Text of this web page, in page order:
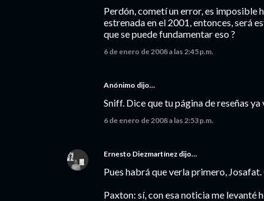
Perdón, cometí un error, es imposible
estrenada en el 2001, entonces, será
que se puede fundamentar eso ?
6 de enero de 2008 a las 2:45 p.m.
Anónimo dijo…
Sniff. Dice que tu página de reseñas ya
6 de enero de 2008 a las 2:53 p.m.
Ernesto Diezmartínez dijo…
Pues habrá que verla primero,
Paxton: sí, con esa noticia me levanté